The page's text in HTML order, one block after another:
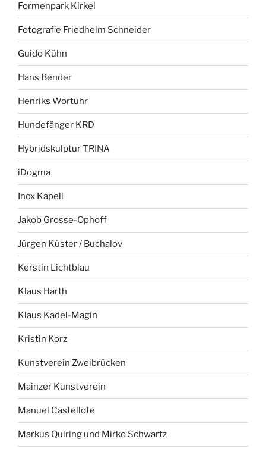
Formenpark Kirkel
Fotografie Friedhelm Schneider
Guido Kühn
Hans Bender
Henriks Wortuhr
Hundefänger KRD
Hybridskulptur TRINA
iDogma
Inox Kapell
Jakob Grosse-Ophoff
Jürgen Küster / Buchalov
Kerstin Lichtblau
Klaus Harth
Klaus Kadel-Magin
Kristin Korz
Kunstverein Zweibrücken
Mainzer Kunstverein
Manuel Castellote
Markus Quiring und Mirko Schwartz